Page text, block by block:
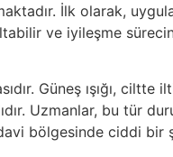
İlk olarak,
ve iyileşme
Güneş ışığı, ciltte
Uzmanlar, bu tür
bölgesinde ciddi bir